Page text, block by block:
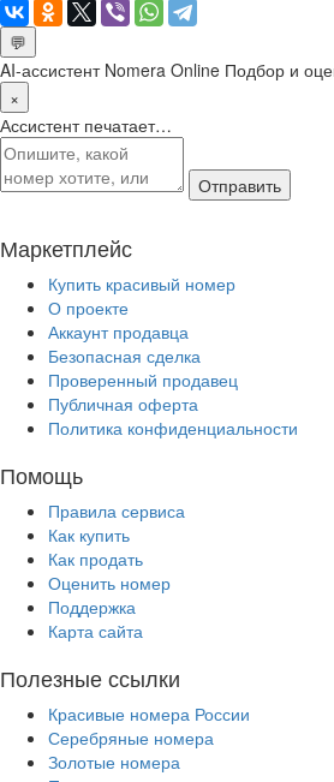
💬
AI-ассистент Nomera Online Подбор и
×
Ассистент печатает…
Отправить
Маркетплейс
Купить красивый номер
О проекте
Аккаунт продавца
Безопасная сделка
Проверенный продавец
Публичная оферта
Политика конфиденциальности
Помощь
Правила сервиса
Как купить
Как продать
Оценить номер
Поддержка
Карта сайта
Полезные ссылки
Красивые номера России
Серебряные номера
Золотые номера